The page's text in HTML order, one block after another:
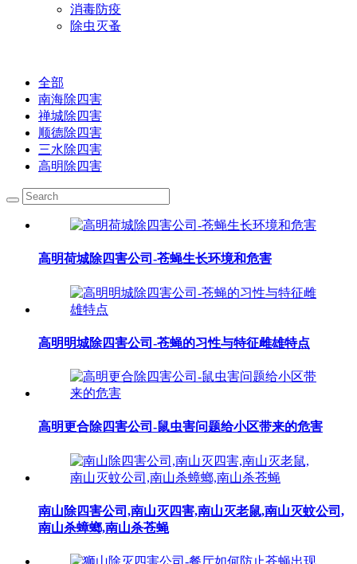
消毒防疫
除虫灭蚤
全部
南海除四害
禅城除四害
顺德除四害
三水除四害
高明除四害
高明荷城除四害公司-苍蝇生长环境和危害
高明明城除四害公司-苍蝇的习性与特征雌雄特点
​高明更合除四害公司-鼠虫害问题给小区带来的危害
南山除四害公司,南山灭四害,南山灭老鼠,南山灭蚊公司,
南山杀蟑螂,南山杀苍蝇